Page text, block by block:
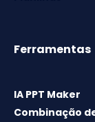
Ferramentas
IA PPT Maker
Combinação